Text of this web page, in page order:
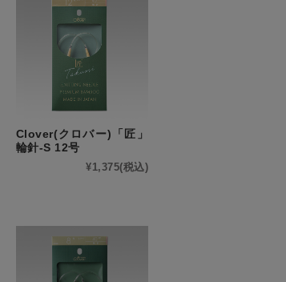
Clover(クロバー)「匠」
輪針-S 12号
¥1,375(税込)